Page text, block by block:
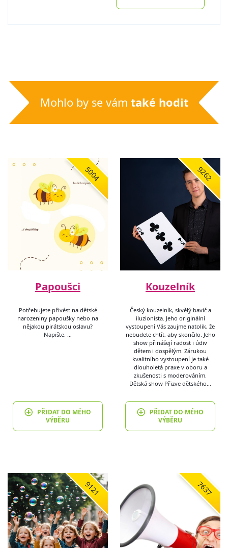
Mohlo by se vám také hodit
5004
Papoušci
Potřebujete přivést na dětské
narozeniny papoušky nebo na
nějakou pirátskou oslavu?
Napište. …
PŘIDAT DO MÉHO
VÝBĚRU
9262
Kouzelník
Český kouzelník, skvělý bavič a
iluzionista. Jeho originální
vystoupení Vás zaujme natolik, že
nebudete chtít, aby skončilo. Jeho
show přinášejí radost i údiv
dětem i dospělým. Zárukou
kvalitního vystoupení je také
dlouholetá praxe v oboru a
zkušenosti s moderováním.
Dětská show Přizve dětského…
PŘIDAT DO MÉHO
VÝBĚRU
9121 7637